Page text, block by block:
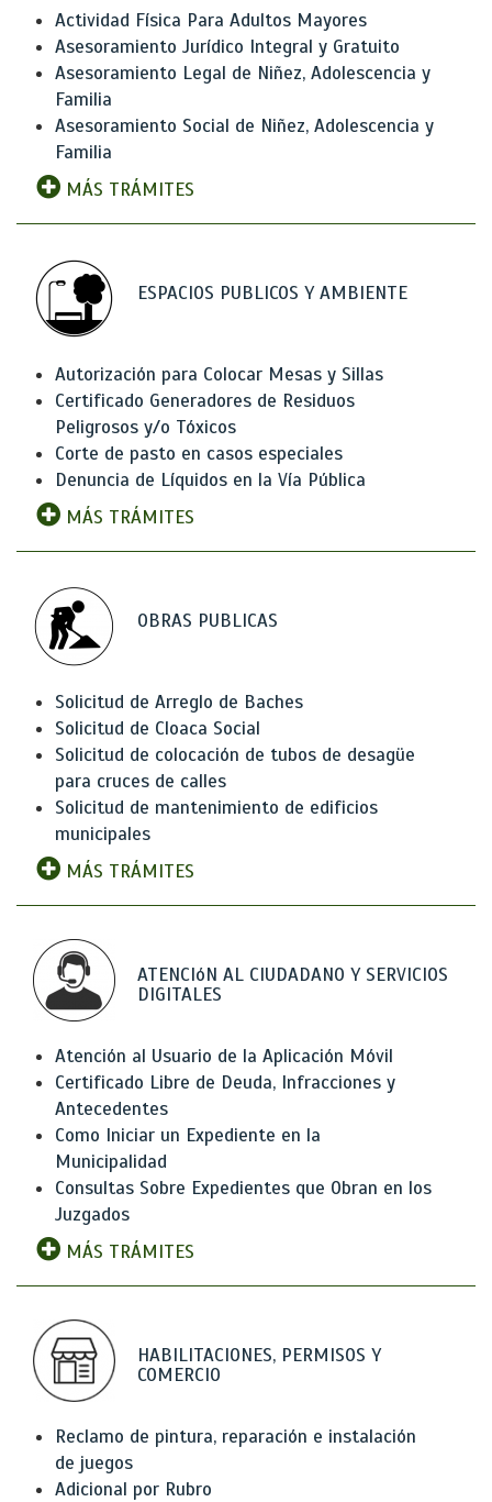
Actividad Física Para Adultos Mayores
Asesoramiento Jurídico Integral y Gratuito
Asesoramiento Legal de Niñez, Adolescencia y
Familia
Asesoramiento Social de Niñez, Adolescencia y
Familia
MÁS TRÁMITES
ESPACIOS PUBLICOS Y AMBIENTE
Autorización para Colocar Mesas y Sillas
Certificado Generadores de Residuos
Peligrosos y/o Tóxicos
Corte de pasto en casos especiales
Denuncia de Líquidos en la Vía Pública
MÁS TRÁMITES
OBRAS PUBLICAS
Solicitud de Arreglo de Baches
Solicitud de Cloaca Social
Solicitud de colocación de tubos de desagüe
para cruces de calles
Solicitud de mantenimiento de edificios
municipales
MÁS TRÁMITES
ATENCIóN AL CIUDADANO Y SERVICIOS
DIGITALES
Atención al Usuario de la Aplicación Móvil
Certificado Libre de Deuda, Infracciones y
Antecedentes
Como Iniciar un Expediente en la
Municipalidad
Consultas Sobre Expedientes que Obran en los
Juzgados
MÁS TRÁMITES
HABILITACIONES, PERMISOS Y
COMERCIO
Reclamo de pintura, reparación e instalación
de juegos
Adicional por Rubro